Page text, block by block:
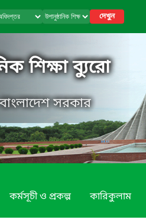
দেখুন
শিক্ষা ব্যুরো
বাংলাদেশ সরকার
কর্মসূচী ও প্রকল্প কারিকুলাম